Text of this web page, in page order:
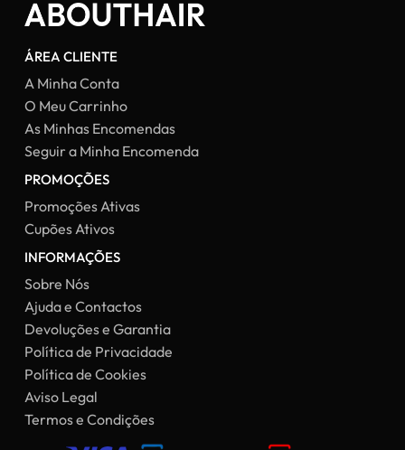
ÁREA CLIENTE
A Minha Conta
O Meu Carrinho
As Minhas Encomendas
Seguir a Minha Encomenda
PROMOÇÕES
Promoções Ativas
Cupões Ativos
INFORMAÇÕES
Sobre Nós
Ajuda e Contactos
Devoluções e Garantia
Política de Privacidade
Política de Cookies
Aviso Legal
Termos e Condições